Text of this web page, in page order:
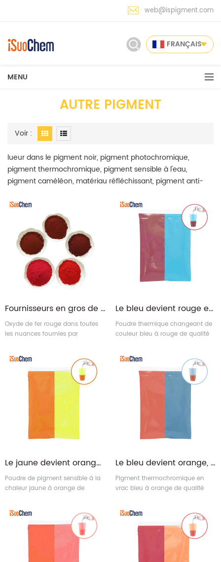
web@ispigment.com
FRANÇAIS
MENU
AUTRE PIGMENT
Voir :
lueur dans le pigment noir, pigment photochromique,
pigment thermochromique, pigment sensible à l'eau,
pigment caméléon, matériau réfléchissant, pigment anti-
notre gamme de pigments à effets spéciaux. iSuoChem est
le premier fabricant de pigments à effets spéciaux en
Chine. obtenir l'approvisionnement direct d'usine ici!
Fournisseurs en gros de poudre de pigment rouge d'oxyde de fer ferrique
Oxyde de fer rouge dans toutes
les nuances fournies par
Le bleu devient rouge en gros thermochromique poudre changeante de couleur thermique
Poudre thermique changeant de
couleur bleu à rouge de qualité
thermochromique rouge +
pigment fluorescent bleu
Le jaune devient orange, poudre de pigment thermochromique sensible à la chaleur, vente en gros
Poudre de pigment sensible à la
chaleur jaune à orange de
thermochromique orange +
pigment fluorescent jaune
Le bleu devient orange, pigment thermochromique changeant de chaleur, vente en gros
Pigment thermochromique en
vrac bleu à orange de qualité
thermochromique orange +
pigment fluorescent bleu